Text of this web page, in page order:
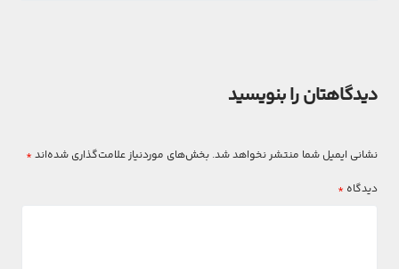
دیدگاهتان را بنویسید
نشانی ایمیل شما منتشر نخواهد شد. بخش‌های موردنیاز علامت‌گذاری شده‌اند *
دیدگاه *